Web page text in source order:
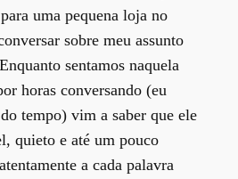
uma pequena loja no
sobre meu assunto
sentamos naquela
horas conversando (eu
tempo) vim a saber que ele
quieto e até um pouco
a cada palavra